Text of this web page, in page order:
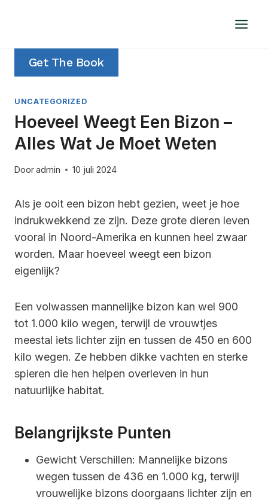
Get The Book
UNCATEGORIZED
Hoeveel Weegt Een Bizon –
Alles Wat Je Moet Weten
Dooradmin 10 juli 2024
Als je ooit een bizon hebt gezien, weet je hoe
indrukwekkend ze zijn. Deze grote dieren leven
vooral in Noord-Amerika en kunnen heel zwaar
worden. Maar hoeveel weegt een bizon
eigenlijk?
Een volwassen mannelijke bizon kan wel 900
tot 1.000 kilo wegen, terwijl de vrouwtjes
meestal iets lichter zijn en tussen de 450 en 600
kilo wegen. Ze hebben dikke vachten en sterke
spieren die hen helpen overleven in hun
natuurlijke habitat.
Belangrijkste Punten
Gewicht Verschillen: Mannelijke bizons
wegen tussen de 436 en 1.000 kg, terwijl
vrouwelijke bizons doorgaans lichter zijn en